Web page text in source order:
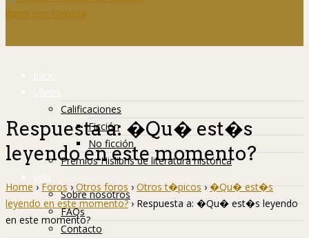
Inicio
Libros
Calificaciones
Ficción
No ficción
Premios Hislibris de literatura histórica
Info
Sobre nosotros
FAQs
Contacto
Respuesta a: �Qu� est�s
leyendo en este momento?
Home › Foros › Otros foros › Otros t�picos › �Qu� est�s
leyendo en este momento? › Respuesta a: �Qu� est�s leyendo
en este momento?